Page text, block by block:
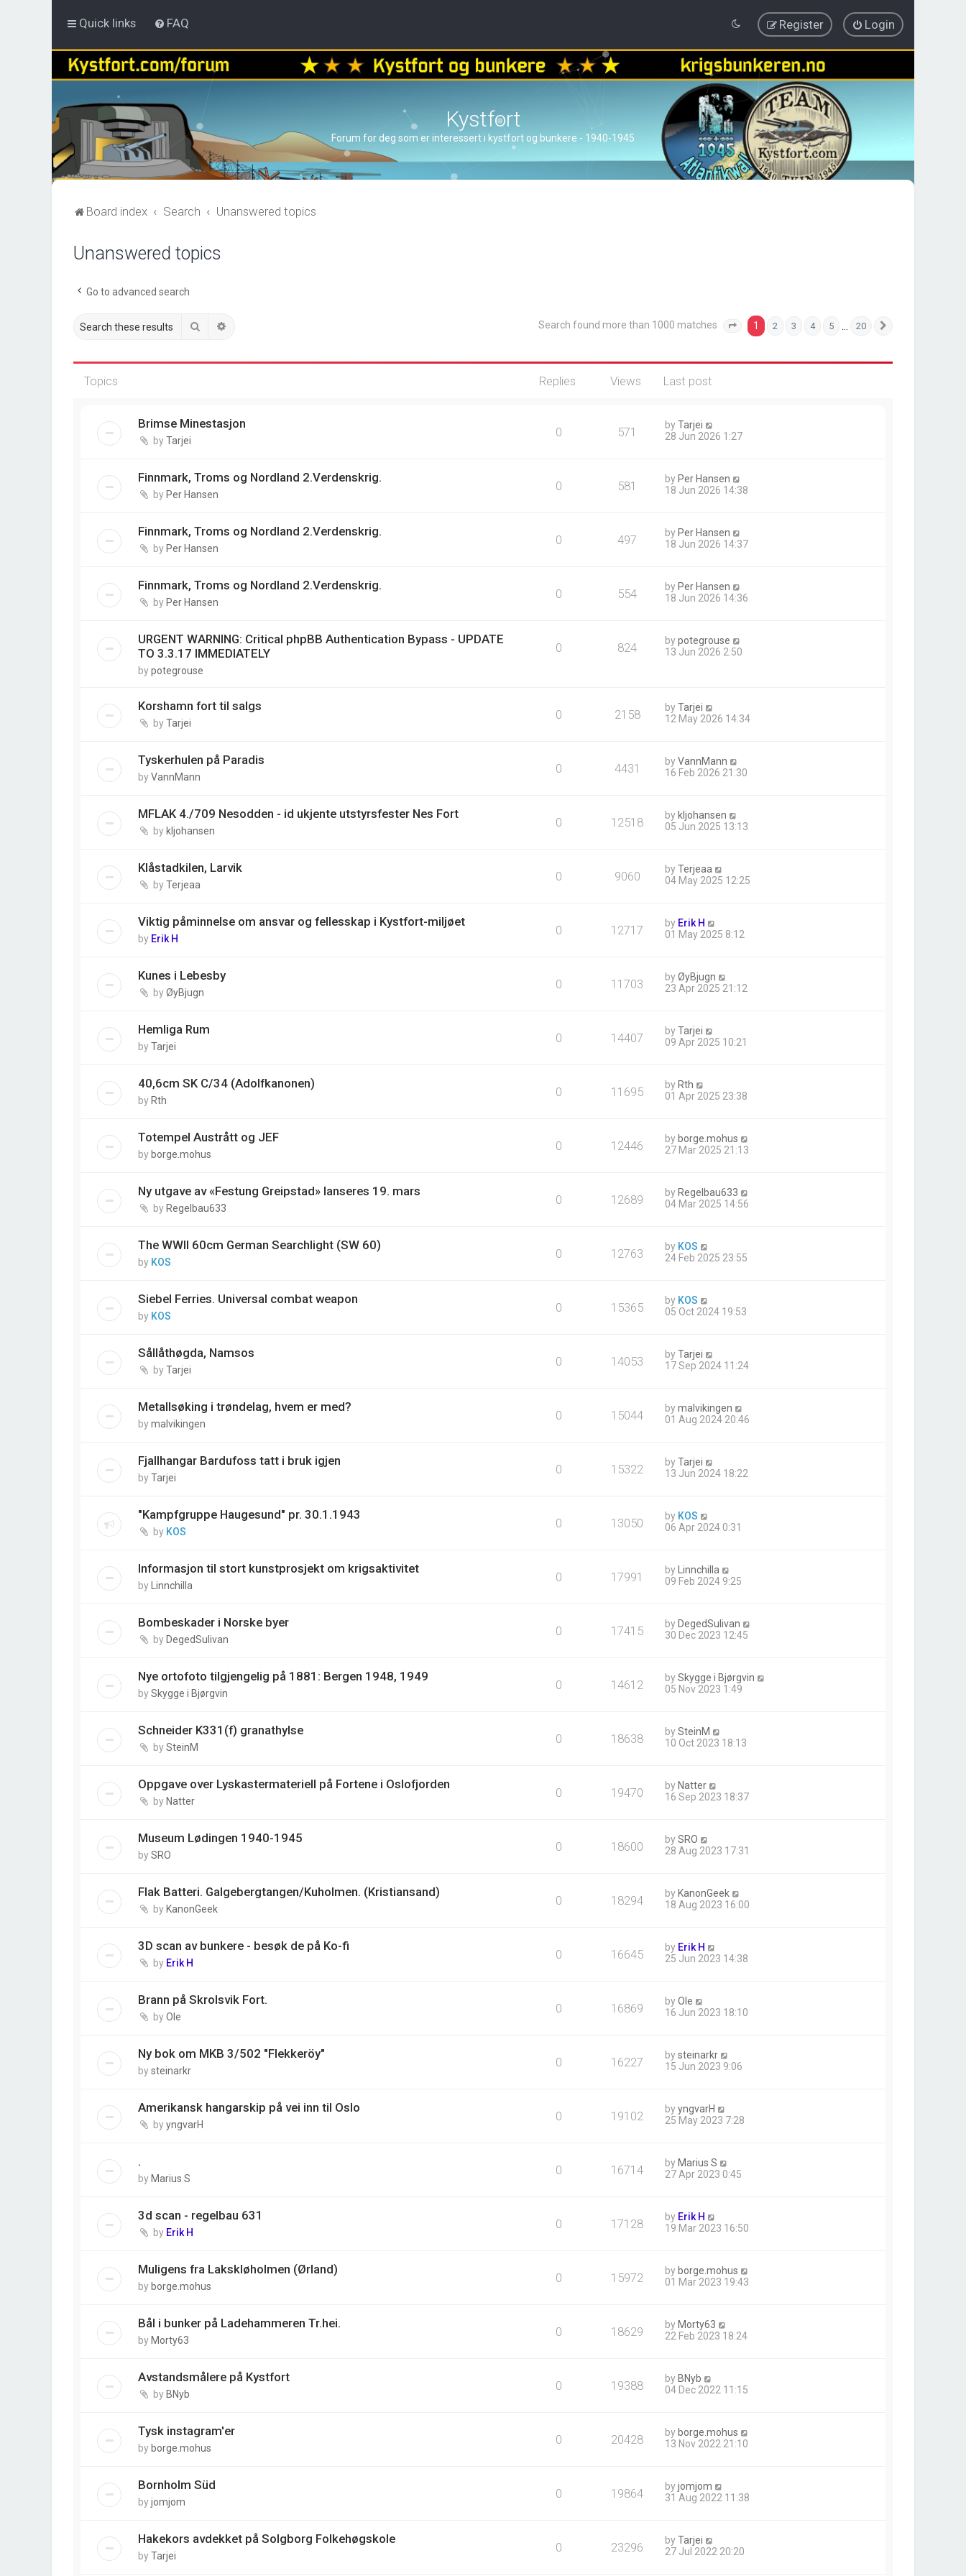
Quick links FAQ Login
Register
Kystfort
Forum for deg som er interessert i kystfort og bunkere - 1940-1945
Board index Search Unanswered topics
Unanswered topics
Go to advanced search
Search Search found more than 1000 matches Page 1 of
1 2 3 4 5 20
Topics Replies Views Last post
Brimse Minestasjon
byTarjei
0 571 byTarjei
28 Jun 2026 1:27
Finnmark, Troms og Nordland 2.Verdenskrig.
by Per Hansen
0 581 by Per Hansen
18 Jun 2026 14:38
Finnmark, Troms og Nordland 2.Verdenskrig.
by Per Hansen
0 497 by Per Hansen
18 Jun 2026 14:37
Finnmark, Troms og Nordland 2.Verdenskrig.
by Per Hansen
0 554 by Per Hansen
18 Jun 2026 14:36
URGENT WARNING: Critical phpBB Authentication Bypass - UPDATE
TO 3.3.17 IMMEDIATELY
bypotegrouse
0 824 bypotegrouse
13 Jun 2026 2:50
Korshamn fort til salgs
byTarjei
0 2158 byTarjei
12 May 2026 14:34
Tyskerhulen på Paradis
byVannMann
0 4431 byVannMann
16 Feb 2026 21:30
MFLAK 4./709 Nesodden - id ukjente utstyrsfester Nes Fort
by kljohansen
0 12518 by kljohansen
05 Jun 2025 13:13
Klåstadkilen, Larvik
byTerjeaa
0 9060 byTerjeaa
04 May 2025 12:25
Viktig påminnelse om ansvar og fellesskap i Kystfort-miljøet
by Erik H
0 12717 by Erik H
01 May 2025 8:12
Kunes i Lebesby
byØyBjugn
0 11703 byØyBjugn
23 Apr 2025 21:12
Hemliga Rum
byTarjei
0 14407 byTarjei
09 Apr 2025 10:21
40,6cm SK C/34 (Adolfkanonen)
by Rth
0 11695 by Rth
01 Apr 2025 23:38
Totempel Austrått og JEF
by borge.mohus
0 12446 by borge.mohus
27 Mar 2025 21:13
Ny utgave av «Festung Greipstad» lanseres 19. mars
by Regelbau633
0 12689 by Regelbau633
04 Mar 2025 14:56
The WWII 60cm German Searchlight (SW 60)
by KOS
0 12763 by KOS
24 Feb 2025 23:55
Siebel Ferries. Universal combat weapon
by KOS
0 15365 by KOS
05 Oct 2024 19:53
Sållåthøgda, Namsos
byTarjei
0 14053 byTarjei
17 Sep 2024 11:24
Metallsøking i trøndelag, hvem er med?
bymalvikingen
0 15044 bymalvikingen
01 Aug 2024 20:46
Fjallhangar Bardufoss tatt i bruk igjen
byTarjei
0 15322 byTarjei
13 Jun 2024 18:22
"Kampfgruppe Haugesund" pr. 30.1.1943
by KOS
0 13050 by KOS
06 Apr 2024 0:31
Informasjon til stort kunstprosjekt om krigsaktivitet
by Linnchilla
0 17991 by
Linnchilla
09 Feb 2024 9:25
Bombeskader i Norske byer
by DegedSulivan
0 17415 by DegedSulivan
30 Dec 2023 12:45
Nye ortofoto tilgjengelig på 1881: Bergen 1948, 1949
bySkygge i Bjørgvin
0 14612 bySkygge i Bjørgvin
05 Nov 2023 1:49
Schneider K331(f) granathylse
bySteinM
0 18638 bySteinM
10 Oct 2023 18:13
Oppgave over Lyskastermateriell på Fortene i Oslofjorden
by Natter
0 19470 by Natter
16 Sep 2023 18:37
Museum Lødingen 1940-1945
bySRO
0 18600 bySRO
28 Aug 2023 17:31
Flak Batteri. Galgebergtangen/Kuholmen. (Kristiansand)
by KanonGeek
0 18294 by KanonGeek
18 Aug 2023 16:00
3D scan av bunkere - besøk de på Ko-fi
by Erik H
0 16645 by Erik H
25 Jun 2023 14:38
Brann på Skrolsvik Fort.
byOle
0 16869 byOle
16 Jun 2023 18:10
Ny bok om MKB 3/502 "Flekkeröy"
bysteinarkr
0 16227 bysteinarkr
15 Jun 2023 9:06
Amerikansk hangarskip på vei inn til Oslo
byyngvarH
0 19102 byyngvarH
25 May 2023 7:28
.
by Marius S
0 16714 by Marius S
27 Apr 2023 0:45
3d scan - regelbau 631
by Erik H
0 17128 by Erik H
19 Mar 2023 16:50
Muligens fra Lakskløholmen (Ørland)
by borge.mohus
0 15972 by borge.mohus
01 Mar 2023 19:43
Bål i bunker på Ladehammeren Tr.hei.
by Morty63
0 18629 by Morty63
22 Feb 2023 18:24
Avstandsmålere på Kystfort
by BNyb
0 19388 by BNyb
04 Dec 2022 11:15
Tysk instagram'er
by borge.mohus
0 20428 by borge.mohus
13 Nov 2022 21:10
Bornholm Süd
byjomjom
0 19864 byjomjom
31 Aug 2022 11:38
Hakekors avdekket på Solgborg Folkehøgskole
byTarjei
0 23296 byTarjei
27 Jul 2022 20:20